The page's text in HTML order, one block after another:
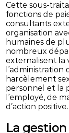
Cette sous-
fonctions de
consultants
organisation
humaines de
nombreux
externalisent la
harcèlement
personnel et la
l’employé, de
d’action positive.
La